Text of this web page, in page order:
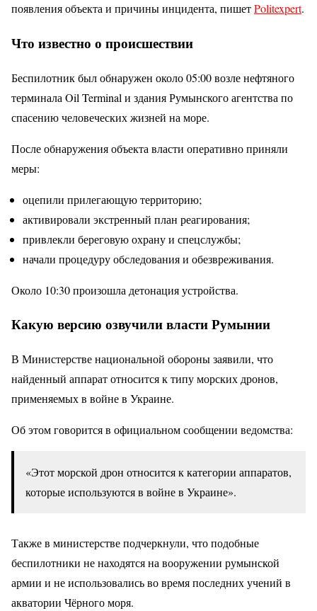
появления объекта и причины инцидента, пишетPolitexpert.
Что известно о происшествии
Беспилотник был обнаружен около 05:00 возле нефтяного
терминала Oil Terminal и здания Румынского агентства по
спасению человеческих жизней на море.
После обнаружения объекта власти оперативно приняли
меры:
оцепили прилегающую территорию;
активировали экстренный план реагирования;
привлекли береговую охрану и спецслужбы;
начали процедуру обследования и обезвреживания.
Около 10:30 произошла детонация устройства.
Какую версию озвучили власти Румынии
В Министерстве национальной обороны заявили, что
найденный аппарат относится к типу морских дронов,
применяемых в войне в Украине.
Об этом говорится в официальном сообщении ведомства:
«Этот морской дрон относится к категории аппаратов,
которые используются в войне в Украине».
Также в министерстве подчеркнули, что подобные
беспилотники не находятся на вооружении румынской
армии и не использовались во время последних учений в
акватории Чёрного моря.